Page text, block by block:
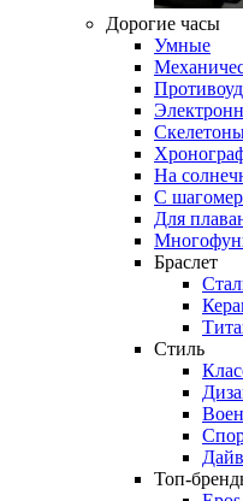
Дорогие часы
Умные
На
С
Для
Браслет
Стиль
Топ-